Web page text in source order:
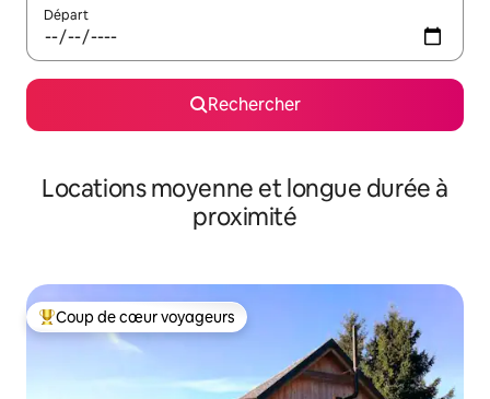
Départ
Rechercher
Locations moyenne et longue durée à
proximité
Coups de cœur voyageurs les plus appréciés
Coup de cœur voyageurs